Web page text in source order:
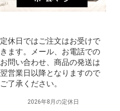
定休日ではご注文はお受けで
きます。メール、お電話での
お問い合わせ、商品の発送は
翌営業日以降となりますので
ご了承ください。
2026年8月の定休日